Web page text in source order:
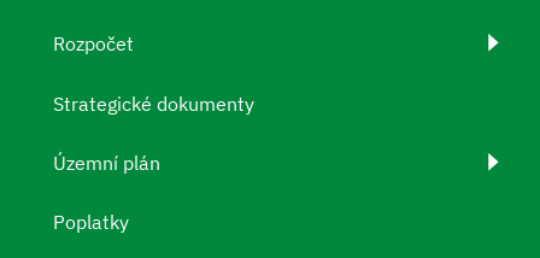
Rozpočet
Strategické dokumenty
Územní plán
Poplatky